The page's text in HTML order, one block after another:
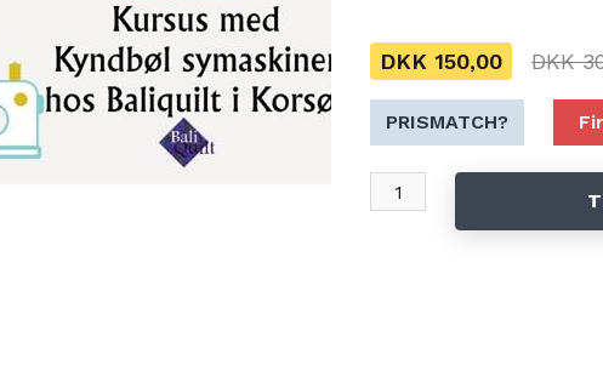
Kursus koster 300 men har du købt
Har du ikke købt din maskine hos
Onsdag d 29-1 Kursus kl 15-17
DKK 150,00 DKK
PRISMATCH?